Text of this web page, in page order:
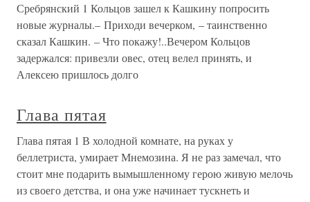
Сребрянский 1 Кольцов зашел к Кашкину попросить
новые журналы.– Приходи вечерком, – таинственно
сказал Кашкин. – Что покажу!..Вечером Кольцов
задержался: привезли овес, отец велел принять, и
Алексею пришлось долго
Глава пятая
Глава пятая 1 В холодной комнате, на руках у
беллетриста, умирает Мнемозина. Я не раз замечал, что
стоит мне подарить вымышленному герою живую мелочь
из своего детства, и она уже начинает тускнеть и